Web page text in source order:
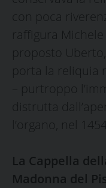
con poca
raffigura Michele
proposto
porta la reliquia
– purtroppo
distrutta
l’organo, nel 1454.
La Cappella
Madonna del